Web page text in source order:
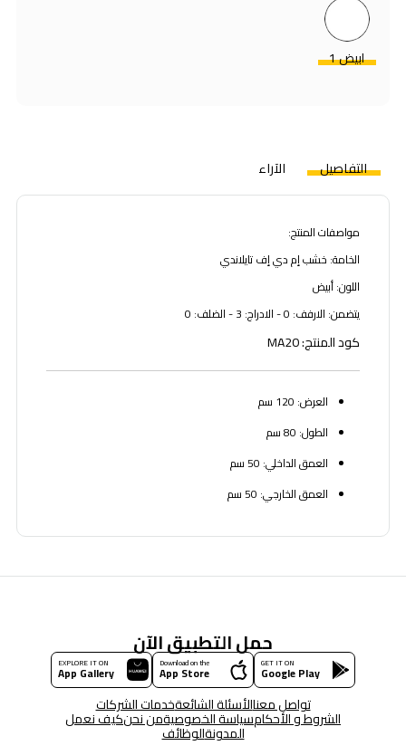
ابيض 1
التفاصيل الآراء
مواصفات المنتج:
الخامة: خشب إم دي إف تايلاندي
اللون: أبيض
يتضمن: الارفف: 0 - الادراج: 3 - الضلف: 0
كود المنتج: MA20
العرض: 120 سم
الطول: 80 سم
العمق الداخلي: 50 سم
العمق الخارجي: 50 سم
حمل التطبيق الآن
GET IT ON
Google Play
Download on the
App Store
EXPLORE IT ON
App Gallery
تواصل معناالأسئلة الشائعةخدمات الشركات
الشروط و الأحكامسياسة الخصوصيةمن نحنكيف نعمل
المدونةالوظائف